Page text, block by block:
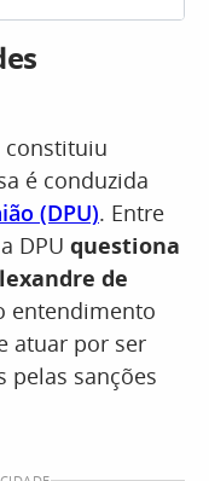
constituiu
é conduzida
(DPU). Entre
DPU questiona
de
entendimento
atuar por ser
pelas sanções